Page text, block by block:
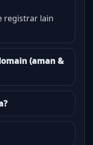
registrar lain
(aman &